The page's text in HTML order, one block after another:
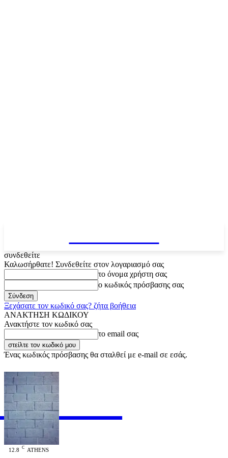
συνδεθείτε
Καλωσήρθατε! Συνδεθείτε στον λογαριασμό σας
το όνομα χρήστη σας
ο κωδικός πρόσβασης σας
Ξεχάσατε τον κωδικό σας? ζήτα βοήθεια
ΑΝΑΚΤΗΣΗ ΚΩΔΙΚΟΥ
Ανακτήστε τον κωδικό σας
το email σας
Ένας κωδικός πρόσβασης θα σταλθεί με e-mail σε εσάς.
OFFICIAL
12.8 C ATHENS